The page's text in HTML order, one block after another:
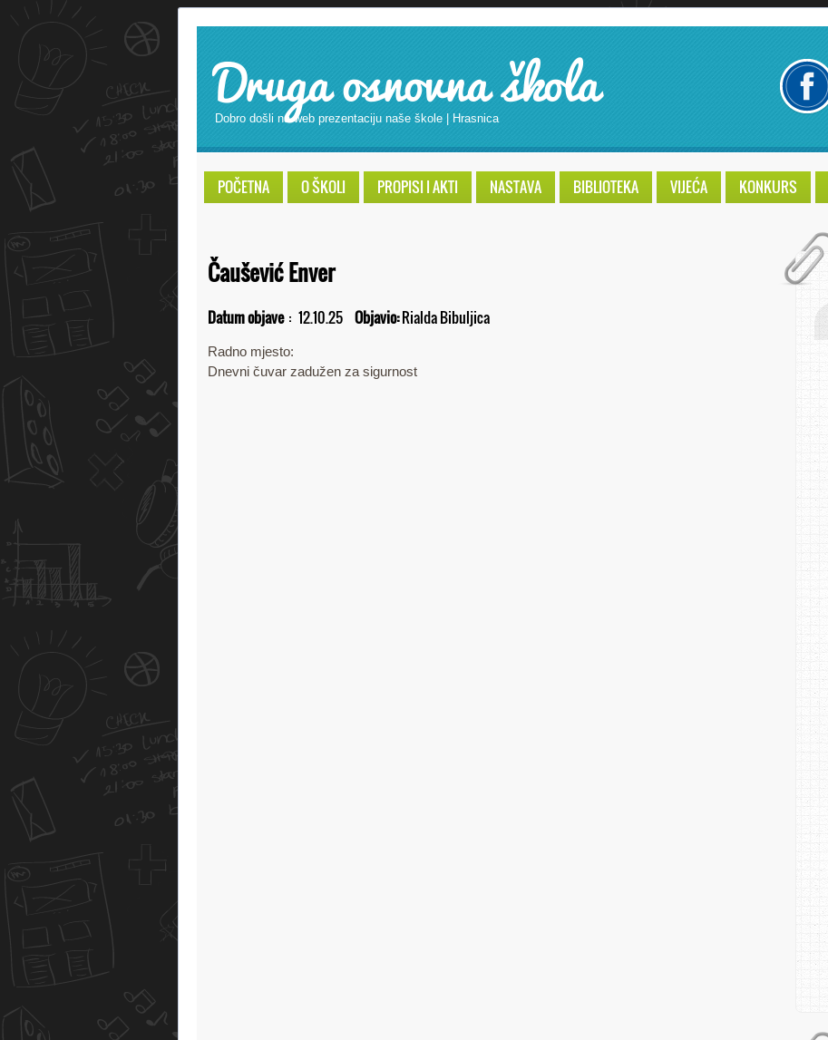
Druga osnovna škola
Dobro došli na web prezentaciju naše škole | Hrasnica
POČETNA O ŠKOLI PROPISI I AKTI NASTAVA BIBLIOTEKA VIJEĆA KONKURS
Čaušević Enver
Datum objave : 12.10.25 Objavio:Rialda Bibuljica
Radno mjesto:
Dnevni čuvar zadužen za sigurnost